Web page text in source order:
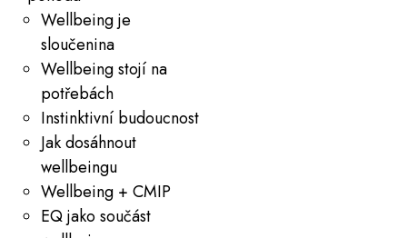
Wellbeing je
sloučenina
Wellbeing stojí na
potřebách
Instinktivní budoucnost
Jak dosáhnout
wellbeingu
Wellbeing + CMIP
EQ jako součást